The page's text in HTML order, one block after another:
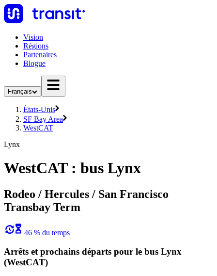
Vision
Régions
Partenaires
Blogue
Français
États-Unis
SF Bay Area
WestCAT
Lynx
WestCAT : bus Lynx
Rodeo / Hercules / San Francisco
Transbay Term
46 % du temps
Arrêts et prochains départs pour le bus Lynx
(WestCAT)